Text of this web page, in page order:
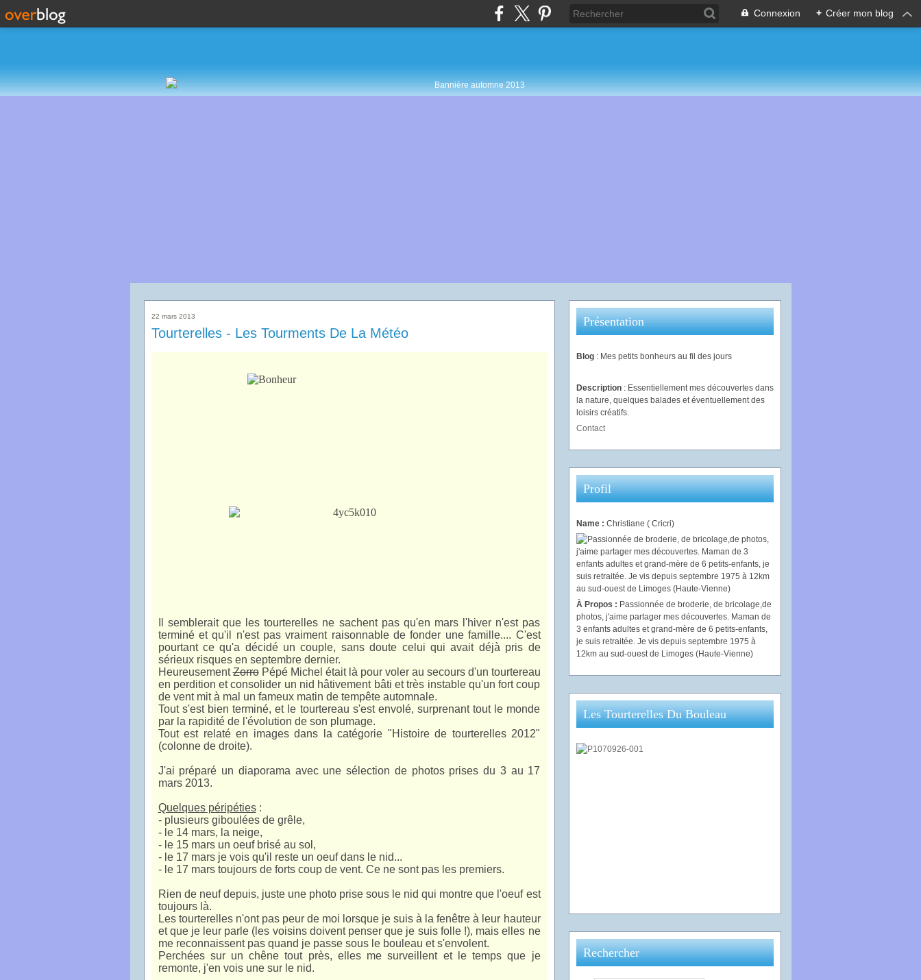
Connexion + Créer mon blog
22 mars 2013
Tourterelles - Les Tourments De La Météo
Il semblerait que les tourterelles ne sachent pas qu'en mars l'hiver n'est pas
terminé et qu'il n'est pas vraiment raisonnable de fonder une famille.... C'est
pourtant ce qu'a décidé un couple, sans doute celui qui avait déjà pris de
sérieux risques en septembre dernier.
HeureusementZorroPépé Michel était là pour voler au secours d'un tourtereau
en perdition et consolider un nid hâtivement bâti et très instable qu'un fort coup
de vent mit à mal un fameux matin de tempête automnale.
Tout s'est bien terminé, et le tourtereau s'est envolé, surprenant tout le monde
par la rapidité de l'évolution de son plumage.
Tout est relaté en images dans la catégorie "Histoire de tourterelles 2012"
(colonne de droite).
J'ai préparé un diaporama avec une sélection de photos prises du 3 au 17
mars 2013.
Quelques péripéties:
- plusieurs giboulées de grêle,
- le 14 mars, la neige,
- le 15 mars un oeuf brisé au sol,
- le 17 mars je vois qu'il reste un oeuf dans le nid...
- le 17 mars toujours de forts coup de vent. Ce ne sont pas les premiers.
Rien de neuf depuis, juste une photo prise sous le nid qui montre que l'oeuf est
toujours là.
Les tourterelles n'ont pas peur de moi lorsque je suis à la fenêtre à leur hauteur
et que je leur parle (les voisins doivent penser que je suis folle !), mais elles ne
me reconnaissent pas quand je passe sous le bouleau et s'envolent.
Perchées sur un chêne tout près, elles me surveillent et le temps que je
remonte, j'en vois une sur le nid.
Présentation
Blog : Mes petits bonheurs au fil des jours
Description : Essentiellement mes découvertes dans
la nature, quelques balades et éventuellement des
loisirs créatifs.
Contact
Profil
Name : Christiane ( Cricri)
À Propos : Passionnée de broderie, de bricolage,de
photos, j'aime partager mes découvertes. Maman de
3 enfants adultes et grand-mère de 6 petits-enfants,
je suis retraitée. Je vis depuis septembre 1975 à
12km au sud-ouest de Limoges (Haute-Vienne)
Les Tourterelles Du Bouleau
Rechercher